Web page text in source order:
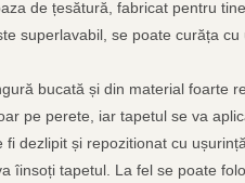
de țesătură, fabricat pentru
superlavabil, se poate curăța
bucată și din material foarte
pe perete, iar tapetul se va
fi dezlipit și repozitionat cu
îinsoți tapetul. La fel se poate